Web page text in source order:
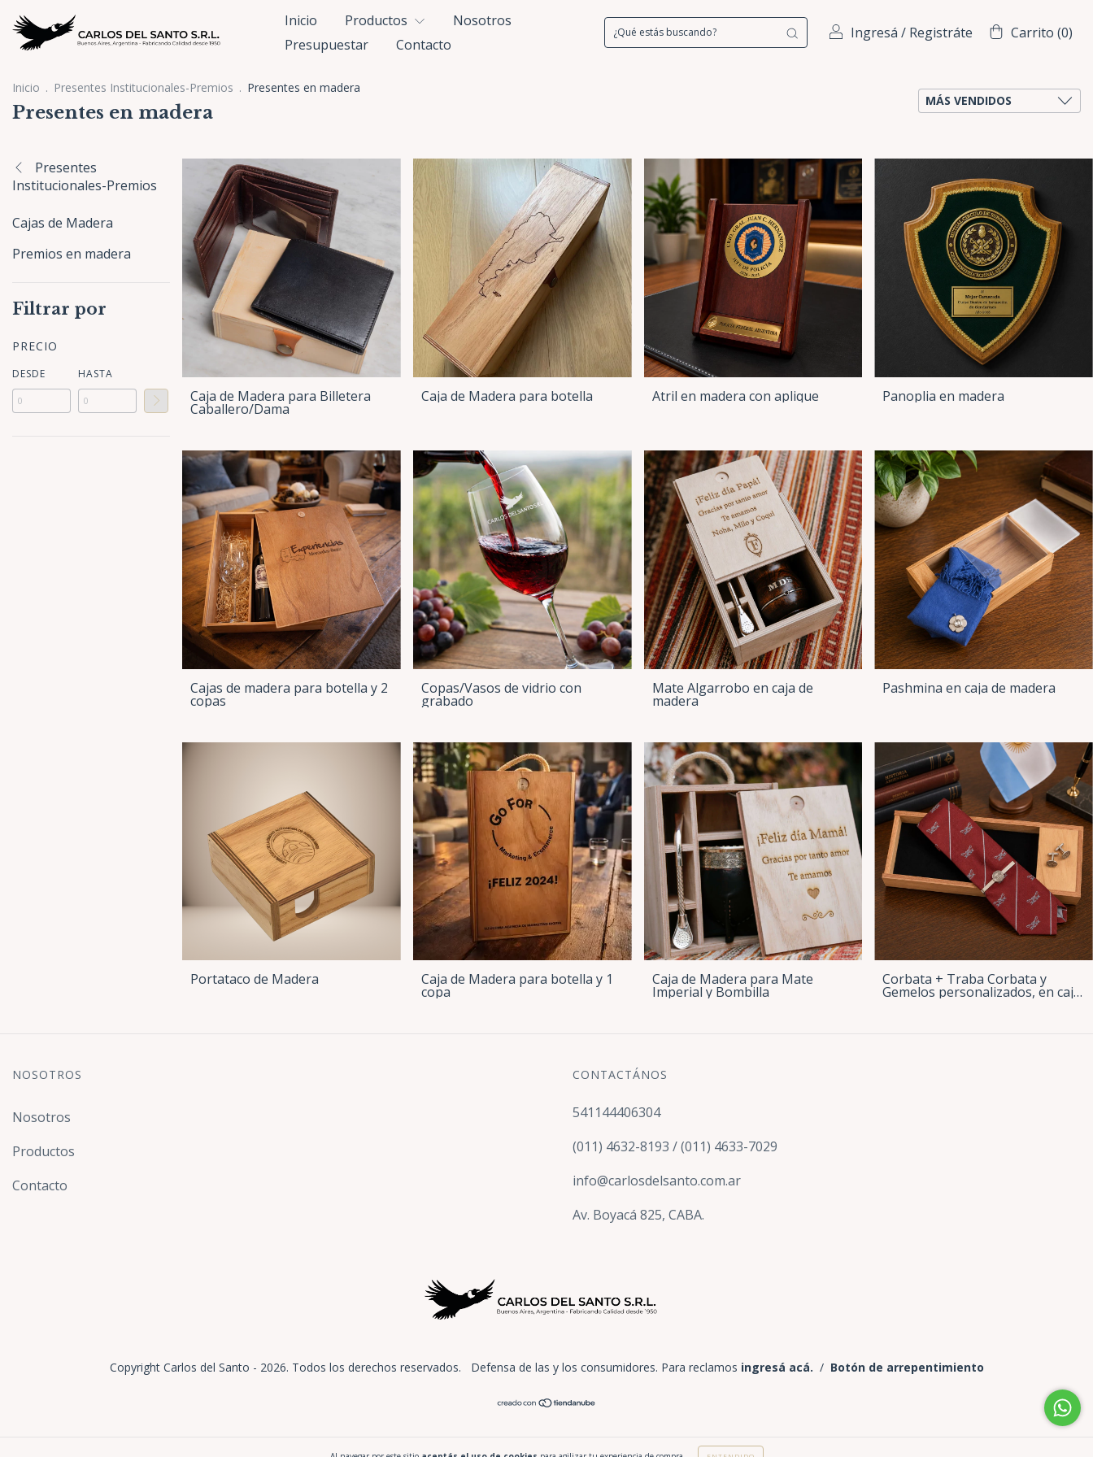
Inicio Productos
Nosotros
Presupuestar
Contacto
Ingresá / Registráte Carrito (0)
Inicio . Presentes Institucionales-Premios . Presentes en madera
Presentes en madera
Presentes
Institucionales-Premios
Cajas de Madera
Premios en madera
Filtrar por
PRECIO
DESDE HASTA
Caja de Madera para Billetera
Caballero/Dama
Caja de Madera para botella Atril en madera con aplique Panoplia en madera
Cajas de madera para botella y 2
copas
Copas/Vasos de vidrio con
grabado
Mate Algarrobo en caja de
madera
Pashmina en caja de madera
Portataco de Madera Caja de Madera para botella y 1
copa
Caja de Madera para Mate
Imperial y Bombilla
Corbata + Traba Corbata y
Gemelos personalizados, en caja
NOSOTROS
Nosotros
Productos
Contacto
CONTACTÁNOS
541144406304
(011) 4632-8193 / (011) 4633-7029
info@carlosdelsanto.com.ar
Av. Boyacá 825, CABA.
Copyright Carlos del Santo - 2026. Todos los derechos reservados. Defensa de las y los consumidores. Para reclamos ingresá acá. / Botón de arrepentimiento